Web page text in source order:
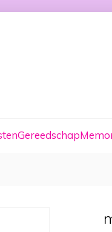
Gereedschap